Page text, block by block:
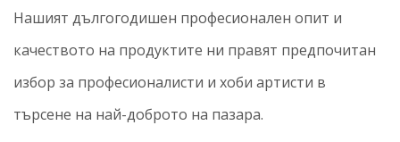
Нашият дългогодишен професионален опит и
качеството на продуктите ни правят предпочитан
избор за професионалисти и хоби артисти в
търсене на най-доброто на пазара.